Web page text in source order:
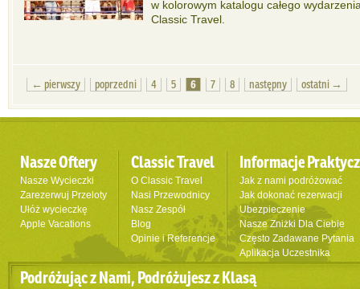
w kolorowym katalogu całego
Classic Travel.
← pierwszy poprzedni 4 5 6 7 8 następny ostatni →
Nasze Oftery
Nasze Wycieczki
Zarezerwuj Przeloty
Ułóż wycieczkę
Apple Vacations
Classic Travel
O Classic Travel
Nasi Przewodnicy
Nasz Zespół
Blog
Opinie i Referencje
Informacje
Jak z nami podróżować
Jak dokonać rezerwacji
Ubezpieczenie
Nasze Zniżki Dla Ciebie
Często Zadawane Pytania
Aplikacja Uczestnika
Podróżując z Nami, Podróżujesz z Klasą